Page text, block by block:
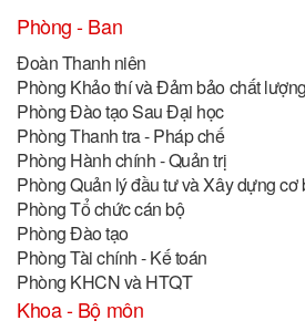
Phòng - Ban
Đoàn Thanh niên
Phòng Khảo thí và Đảm bảo chất
Phòng Đào tạo Sau Đại học
Phòng Thanh tra - Pháp chế
Phòng Hành chính - Quản trị
Phòng Quản lý đầu tư và Xây dựng cơ
Phòng Tổ chức cán bộ
Phòng Đào tạo
Phòng Tài chính - Kế toán
Phòng KHCN và HTQT
Khoa - Bộ môn